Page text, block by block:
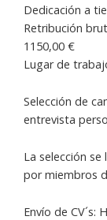
Dedicación a
Retribución
1150,00 €
Lugar de
Selección de
entrevista
La selección
por miembros
Envío de CV´s: